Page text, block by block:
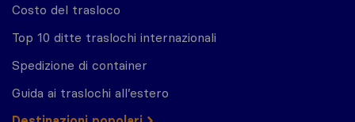
Costo del trasloco
Top 10 ditte traslochi internazionali
Spedizione di container
Guida ai traslochi all’estero